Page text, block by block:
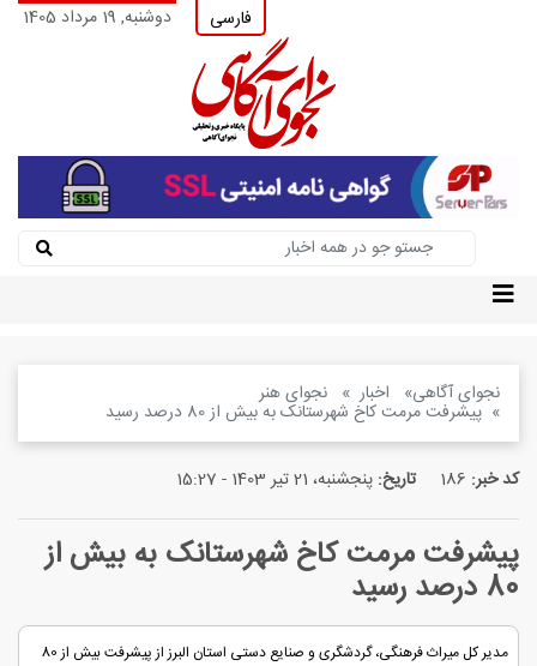
دوشنبه, 19 مرداد 1405 فارسی
نجوای آگاهی اخبار نجوای هنر
پیشرفت مرمت کاخ شهرستانک به بیش از 80 درصد رسید
کد خبر: 186 تاریخ: پنجشنبه، 21 تیر 1403 - 15:27
پیشرفت مرمت کاخ شهرستانک به بیش از
80 درصد رسید
مدیر کل میراث فرهنگی، گردشگری و صنایع دستی استان البرز از پیشرفت بیش از 80